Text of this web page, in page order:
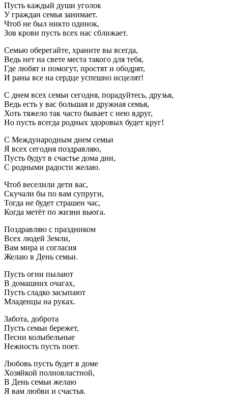
Пусть каждый души уголок
У граждан семья занимает.
Чтоб не был никто одинок,
Зов крови пусть всех нас сближает.
Семью оберегайте, храните вы всегда,
Ведь нет на свете места такого для тебя,
Где любят и помогут, простят и ободрят,
И раны все на сердце успешно исцелят!
С днем всех семьи сегодня, порадуйтесь, друзья,
Ведь есть у вас большая и дружная семья,
Хоть тяжело так часто бывает с нею вдруг,
Но пусть всегда родных здоровых будет круг!
С Международным днем семьи
Я всех сегодня поздравляю,
Пусть будут в счастье дома дни,
С родными радости желаю.
Чтоб веселили дети вас,
Скучали бы по вам супруги,
Тогда не будет страшен час,
Когда метёт по жизни вьюга.
Поздравляю с праздником
Всех людей Земли,
Вам мира и согласия
Желаю в День семьи.
Пусть огни пылают
В домашних очагах,
Пусть сладко засыпают
Младенцы на руках.
Забота, доброта
Пусть семьи бережет,
Песни колыбельные
Нежность пусть поет.
Любовь пусть будет в доме
Хозяйкой полновластной,
В День семьи желаю
Я вам любви и счастья.